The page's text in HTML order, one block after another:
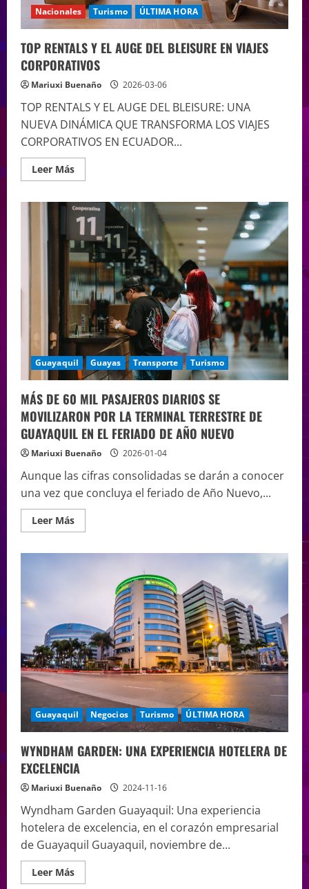
Nacionales Turismo ÚLTIMA HORA
TOP RENTALS Y EL AUGE DEL BLEISURE EN VIAJES
CORPORATIVOS
Mariuxi Buenaño 2026-03-06
TOP RENTALS Y EL AUGE DEL BLEISURE: UNA
NUEVA DINÁMICA QUE TRANSFORMA LOS VIAJES
CORPORATIVOS EN ECUADOR...
Leer Más
Guayaquil Guayas Transporte Turismo
MÁS DE 60 MIL PASAJEROS DIARIOS SE
MOVILIZARON POR LA TERMINAL TERRESTRE DE
GUAYAQUIL EN EL FERIADO DE AÑO NUEVO
Mariuxi Buenaño 2026-01-04
Aunque las cifras consolidadas se darán a conocer
una vez que concluya el feriado de Año Nuevo,...
Leer Más
Guayaquil Negocios Turismo ÚLTIMA HORA
WYNDHAM GARDEN: UNA EXPERIENCIA HOTELERA DE
EXCELENCIA
Mariuxi Buenaño 2024-11-16
Wyndham Garden Guayaquil: Una experiencia
hotelera de excelencia, en el corazón empresarial
de Guayaquil Guayaquil, noviembre de...
Leer Más